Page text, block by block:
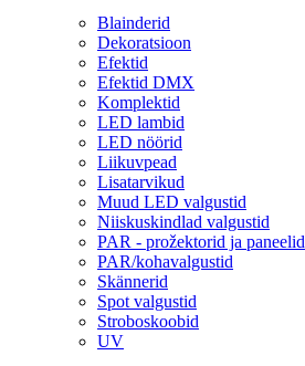
Blainderid
Dekoratsioon
Efektid
Efektid DMX
Komplektid
LED lambid
LED nöörid
Liikuvpead
Lisatarvikud
Muud LED valgustid
Niiskuskindlad valgustid
PAR - prožektorid ja paneelid
PAR/kohavalgustid
Skännerid
Spot valgustid
Stroboskoobid
UV